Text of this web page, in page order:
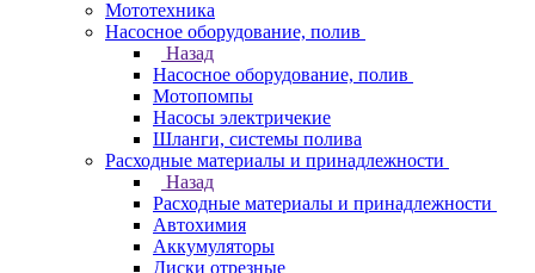
Мототехника
Насосное оборудование, полив
Назад
Насосное оборудование, полив
Мотопомпы
Насосы электричекие
Шланги, системы полива
Расходные материалы и принадлежности
Назад
Расходные материалы и принадлежности
Автохимия
Аккумуляторы
Диски отрезные